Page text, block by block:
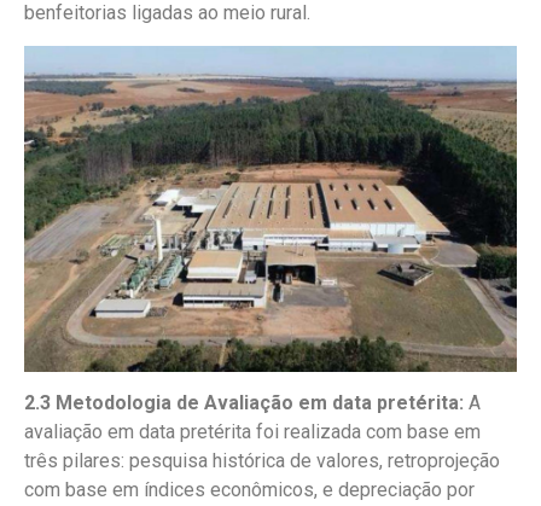
benfeitorias ligadas ao meio rural.
2.3 Metodologia de Avaliação em data pretérita: A
avaliação em data pretérita foi realizada com base em
três pilares: pesquisa histórica de valores, retroprojeção
com base em índices econômicos, e depreciação por